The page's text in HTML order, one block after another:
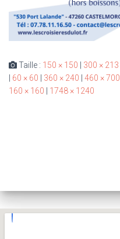
Taille : 150 × 150 300 × 213
60 × 60 360 × 240 460 × 700
160 × 160
1748 × 1240